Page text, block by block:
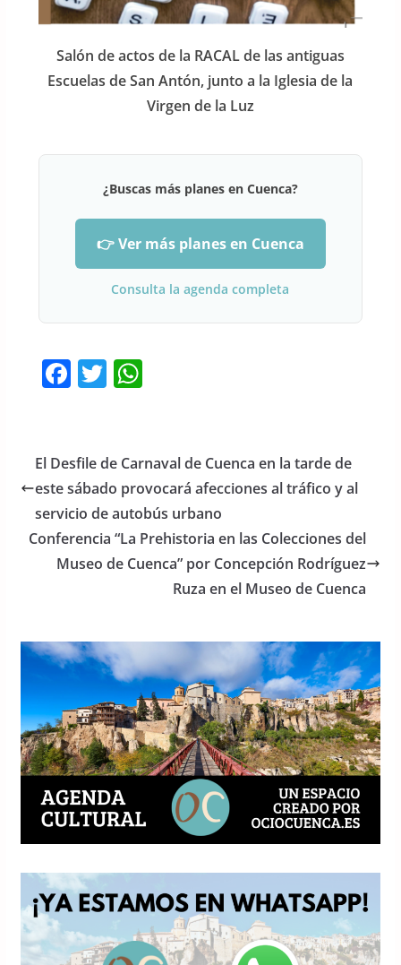
Salón de actos de la RACAL de las antiguas
Escuelas de San Antón, junto a la Iglesia de la
Virgen de la Luz
¿Buscas más planes en Cuenca?
👉 Ver más planes en Cuenca
Consulta la agenda completa
F
e
b
o
o
k
T
er
W
s
A
p
p
El Desfile de Carnaval de Cuenca en la tarde de
este sábado provocará afecciones al tráfico y al
servicio de autobús urbano
Conferencia “La Prehistoria en las Colecciones del
Museo de Cuenca” por Concepción Rodríguez
Ruza en el Museo de Cuenca